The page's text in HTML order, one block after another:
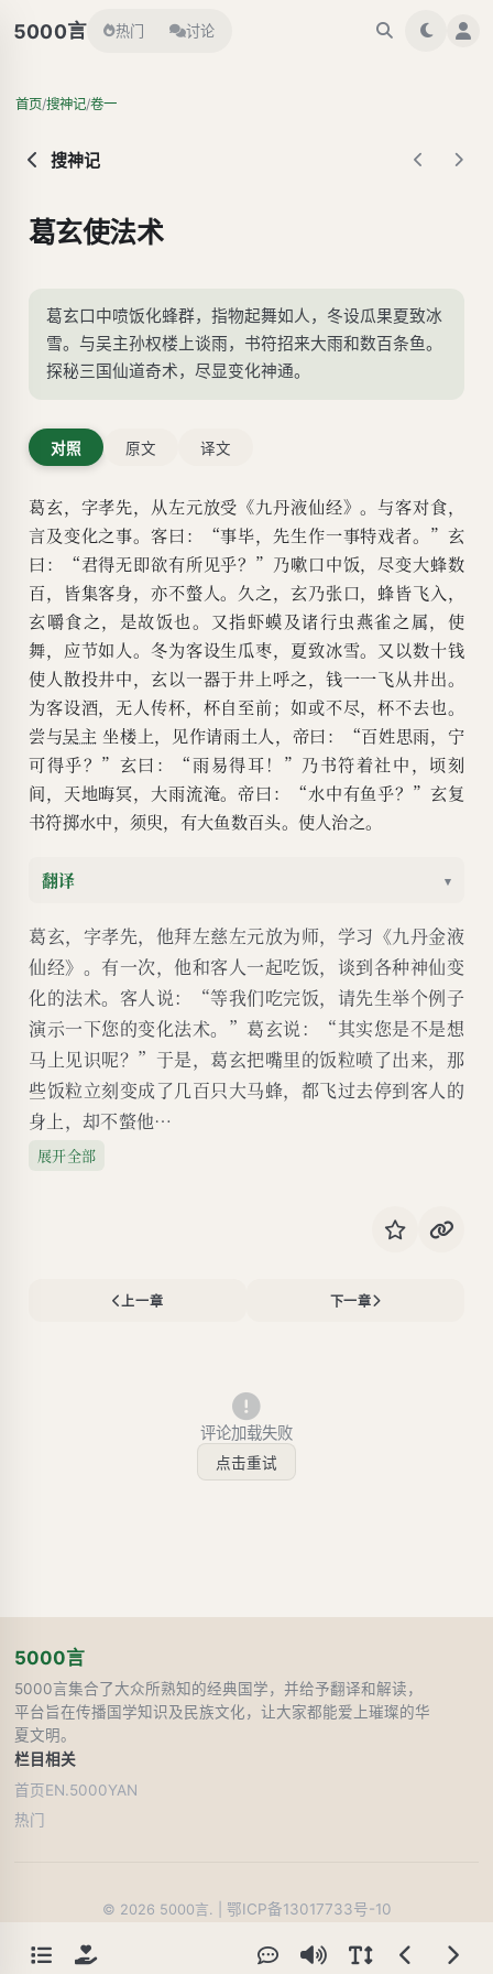
5000言 热门 讨论
首页/搜神记/卷一
搜神记
葛玄使法术
葛玄口中喷饭化蜂群，指物起舞如人，冬设瓜果夏致冰
雪。与吴主孙权楼上谈雨，书符招来大雨和数百条鱼。
探秘三国仙道奇术，尽显变化神通。
对照 原文 译文
葛玄，字孝先，从左元放受《九丹液仙经》。与客对食，
言及变化之事。客曰：“事毕，先生作一事特戏者。”玄
曰：“君得无即欲有所见乎？”乃嗽口中饭，尽变大蜂数
百，皆集客身，亦不螫人。久之，玄乃张口，蜂皆飞入，
玄嚼食之，是故饭也。又指虾蟆及诸行虫燕雀之属，使
舞，应节如人。冬为客设生瓜枣，夏致冰雪。又以数十钱
使人散投井中，玄以一器于井上呼之，钱一一飞从井出。
为客设酒，无人传杯，杯自至前；如或不尽，杯不去也。
尝与吴主 坐楼上，见作请雨土人，帝曰：“百姓思雨，宁
可得乎？”玄曰：“雨易得耳！”乃书符着社中，顷刻
间，天地晦冥，大雨流淹。帝曰：“水中有鱼乎？”玄复
书符掷水中，须臾，有大鱼数百头。使人治之。
翻译 ▾
葛玄，字孝先，他拜左慈左元放为师，学习《九丹金液
仙经》。有一次，他和客人一起吃饭，谈到各种神仙变
化的法术。客人说：“等我们吃完饭，请先生举个例子
演示一下您的变化法术。”葛玄说：“其实您是不是想
马上见识呢？”于是，葛玄把嘴里的饭粒喷了出来，那
些饭粒立刻变成了几百只大马蜂，都飞过去停到客人的
身上，却不螫他…
展开全部
上一章 下一章
评论加载失败
点击重试
5000言
5000言集合了大众所熟知的经典国学，并给予翻译和解读，
平台旨在传播国学知识及民族文化，让大家都能爱上璀璨的华
夏文明。
栏目
首页
热门
相关
EN.5000YAN
© 2026 5000言. | 鄂ICP备13017733号-10
人在线阅读